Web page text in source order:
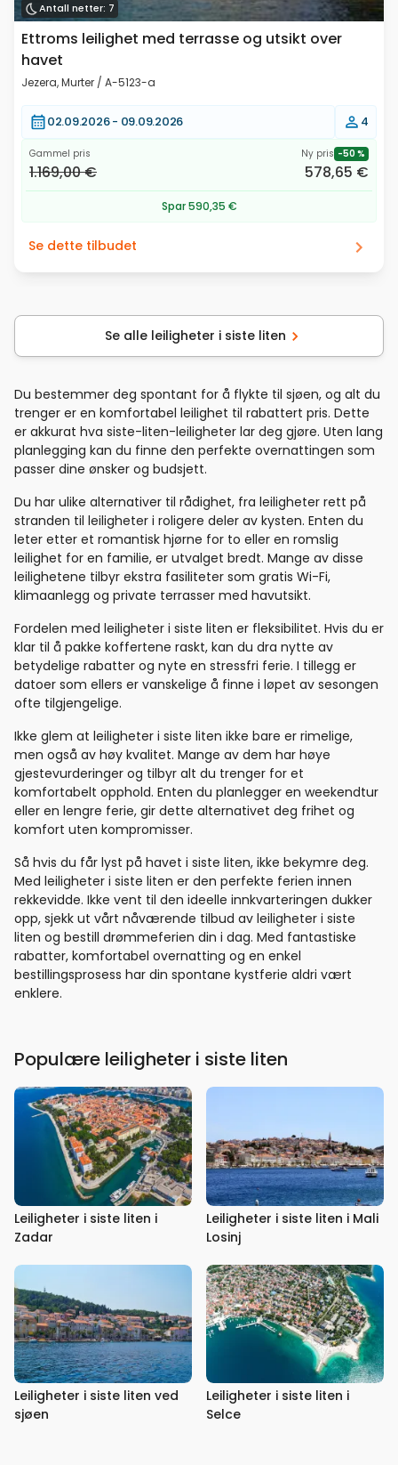
Antall netter: 7
Ettroms leilighet med terrasse og utsikt over
havet
Jezera, Murter / A-5123-a
02.09.2026 - 09.09.2026 4
Gammel pris
1.169,00 €
Ny pris -50 %
578,65 €
Spar 590,35 €
Se dette tilbudet
Se alle leiligheter i siste liten
Du bestemmer deg spontant for å flykte til sjøen, og alt du
trenger er en komfortabel leilighet til rabattert pris. Dette
er akkurat hva siste-liten-leiligheter lar deg gjøre. Uten lang
planlegging kan du finne den perfekte overnattingen som
passer dine ønsker og budsjett.
Du har ulike alternativer til rådighet, fra leiligheter rett på
stranden til leiligheter i roligere deler av kysten. Enten du
leter etter et romantisk hjørne for to eller en romslig
leilighet for en familie, er utvalget bredt. Mange av disse
leilighetene tilbyr ekstra fasiliteter som gratis Wi-Fi,
klimaanlegg og private terrasser med havutsikt.
Fordelen med leiligheter i siste liten er fleksibilitet. Hvis du er
klar til å pakke koffertene raskt, kan du dra nytte av
betydelige rabatter og nyte en stressfri ferie. I tillegg er
datoer som ellers er vanskelige å finne i løpet av sesongen
ofte tilgjengelige.
Ikke glem at leiligheter i siste liten ikke bare er rimelige,
men også av høy kvalitet. Mange av dem har høye
gjestevurderinger og tilbyr alt du trenger for et
komfortabelt opphold. Enten du planlegger en weekendtur
eller en lengre ferie, gir dette alternativet deg frihet og
komfort uten kompromisser.
Så hvis du får lyst på havet i siste liten, ikke bekymre deg.
Med leiligheter i siste liten er den perfekte ferien innen
rekkevidde. Ikke vent til den ideelle innkvarteringen dukker
opp, sjekk ut vårt nåværende tilbud av leiligheter i siste
liten og bestill drømmeferien din i dag. Med fantastiske
rabatter, komfortabel overnatting og en enkel
bestillingsprosess har din spontane kystferie aldri vært
enklere.
Populære leiligheter i siste liten
Leiligheter i siste liten i
Zadar
Leiligheter i siste liten i Mali
Losinj
Leiligheter i siste liten ved
sjøen
Leiligheter i siste liten i
Selce